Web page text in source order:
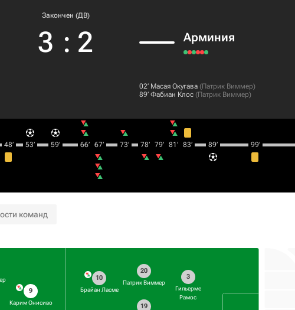
Закончен (ДВ)
3 : 2 Арминия
02‎’‎ Масая Окугава (Патрик Виммер)
89‎’‎ Фабиан Клос (Патрик Виммер)
48‎’‎ 53‎’‎ 59‎’‎ 66‎’‎ 67‎’‎ 73‎’‎ 78‎’‎ 79‎’‎ 81‎’‎ 83‎’‎ 89‎’‎ 99‎’‎
команд
9
Карим Онисиво
3
Гильерме
Рамос
20
Патрик Виммер
19
10
Брайан Ласме